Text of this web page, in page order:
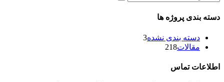
دسته بندی پروژه ها
دسته بندی نشده3
مقالات218
اطلاعات تماس